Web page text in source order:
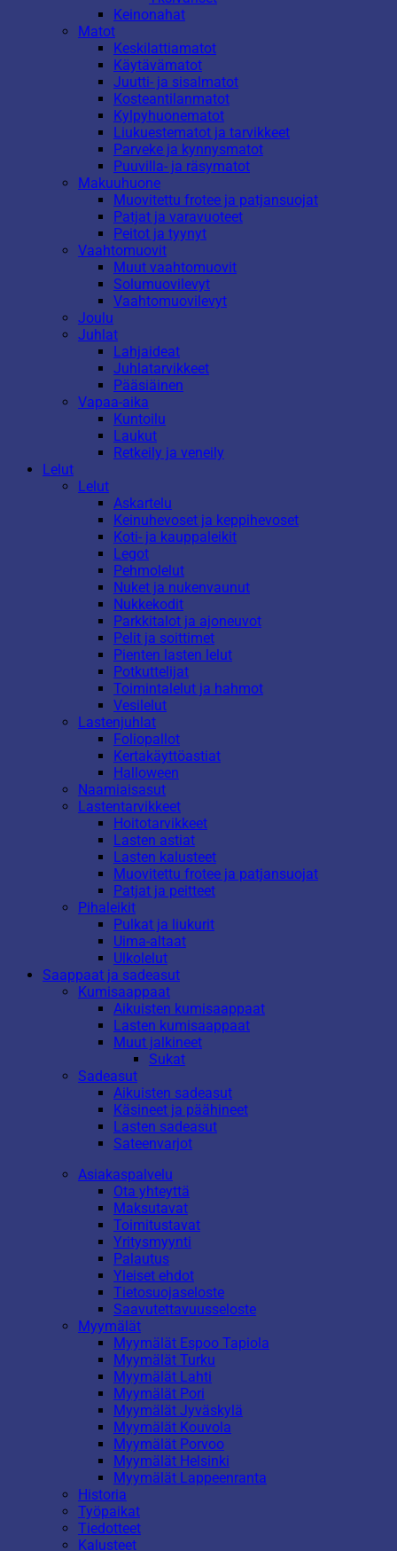
Keinonahat
Matot
Keskilattiamatot
Käytävämatot
Juutti- ja sisalmatot
Kosteantilanmatot
Kylpyhuonematot
Liukuestematot ja tarvikkeet
Parveke ja kynnysmatot
Puuvilla- ja räsymatot
Makuuhuone
Muovitettu frotee ja patjansuojat
Patjat ja varavuoteet
Peitot ja tyynyt
Vaahtomuovit
Muut vaahtomuovit
Solumuovilevyt
Vaahtomuovilevyt
Joulu
Juhlat
Lahjaideat
Juhlatarvikkeet
Pääsiäinen
Vapaa-aika
Kuntoilu
Laukut
Retkeily ja veneily
Lelut
Lelut
Askartelu
Keinuhevoset ja keppihevoset
Koti- ja kauppaleikit
Legot
Pehmolelut
Nuket ja nukenvaunut
Nukkekodit
Parkkitalot ja ajoneuvot
Pelit ja soittimet
Pienten lasten lelut
Potkuttelijat
Toimintalelut ja hahmot
Vesilelut
Lastenjuhlat
Foliopallot
Kertakäyttöastiat
Halloween
Naamiaisasut
Lastentarvikkeet
Hoitotarvikkeet
Lasten astiat
Lasten kalusteet
Muovitettu frotee ja patjansuojat
Patjat ja peitteet
Pihaleikit
Pulkat ja liukurit
Uima-altaat
Ulkolelut
Saappaat ja sadeasut
Kumisaappaat
Aikuisten kumisaappaat
Lasten kumisaappaat
Muut jalkineet
Sukat
Sadeasut
Aikuisten sadeasut
Käsineet ja päähineet
Lasten sadeasut
Sateenvarjot
Asiakaspalvelu
Ota yhteyttä
Maksutavat
Toimitustavat
Yritysmyynti
Palautus
Yleiset ehdot
Tietosuojaseloste
Saavutettavuusseloste
Myymälät
Myymälät Espoo Tapiola
Myymälät Turku
Myymälät Lahti
Myymälät Pori
Myymälät Jyväskylä
Myymälät Kouvola
Myymälät Porvoo
Myymälät Helsinki
Myymälät Lappeenranta
Historia
Työpaikat
Tiedotteet
Kalusteet